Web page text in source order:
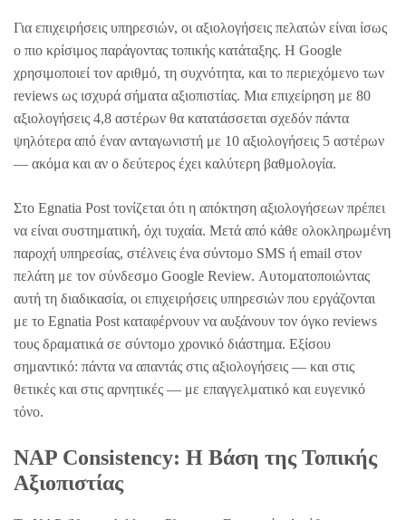
Για επιχειρήσεις υπηρεσιών, οι αξιολογήσεις πελατών είναι ίσως
ο πιο κρίσιμος παράγοντας τοπικής κατάταξης. Η Google
χρησιμοποιεί τον αριθμό, τη συχνότητα, και το περιεχόμενο των
reviews ως ισχυρά σήματα αξιοπιστίας. Μια επιχείρηση με 80
αξιολογήσεις 4,8 αστέρων θα κατατάσσεται σχεδόν πάντα
ψηλότερα από έναν ανταγωνιστή με 10 αξιολογήσεις 5 αστέρων
— ακόμα και αν ο δεύτερος έχει καλύτερη βαθμολογία.
Στο Egnatia Post τονίζεται ότι η απόκτηση αξιολογήσεων πρέπει
να είναι συστηματική, όχι τυχαία. Μετά από κάθε ολοκληρωμένη
παροχή υπηρεσίας, στέλνεις ένα σύντομο SMS ή email στον
πελάτη με τον σύνδεσμο Google Review. Αυτοματοποιώντας
αυτή τη διαδικασία, οι επιχειρήσεις υπηρεσιών που εργάζονται
με το Egnatia Post καταφέρνουν να αυξάνουν τον όγκο reviews
τους δραματικά σε σύντομο χρονικό διάστημα. Εξίσου
σημαντικό: πάντα να απαντάς στις αξιολογήσεις — και στις
θετικές και στις αρνητικές — με επαγγελματικό και ευγενικό
τόνο.
NAP Consistency: Η Βάση της Τοπικής
Αξιοπιστίας